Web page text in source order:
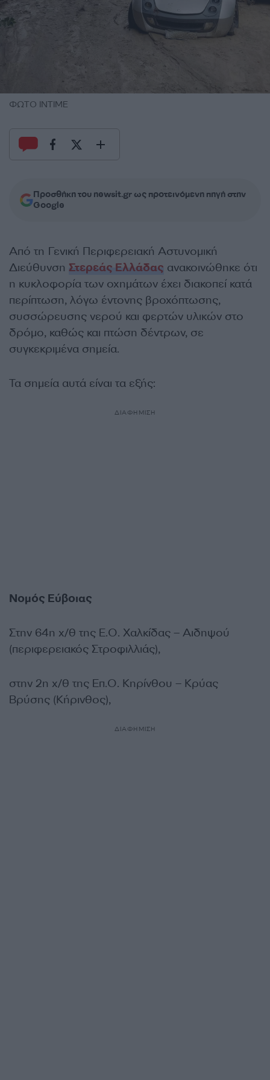
ΦΩΤΟ ΙΝΤΙΜΕ
Προσθήκη του newsit.gr ως προτεινόμενη πηγή στην
Google
Από τη Γενική Περιφερειακή Αστυνομική
Διεύθυνση Στερεάς Ελλάδας ανακοινώθηκε ότι
η κυκλοφορία των οχημάτων έχει διακοπεί κατά
περίπτωση, λόγω έντονης βροχόπτωσης,
συσσώρευσης νερού και φερτών υλικών στο
δρόμο, καθώς και πτώση δέντρων, σε
συγκεκριμένα σημεία.
Τα σημεία αυτά είναι τα εξής:
ΔΙΑΦΗΜΙΣΗ
Νομός Εύβοιας
Στην 64η χ/θ της Ε.Ο. Χαλκίδας – Αιδηψού
(περιφερειακός Στροφιλλιάς),
στην 2η χ/θ της Επ.Ο. Κηρίνθου – Κρύας
Βρύσης (Κήρινθος),
ΔΙΑΦΗΜΙΣΗ